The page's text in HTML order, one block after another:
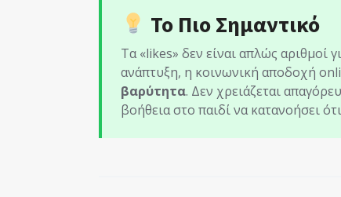
Το Πιο Σημαντικό
Τα «likes» δεν είναι απλώς αριθμοί
ανάπτυξη, η κοινωνική αποδοχή
βαρύτητα. Δεν χρειάζεται
βοήθεια στο παιδί να κατανοήσει